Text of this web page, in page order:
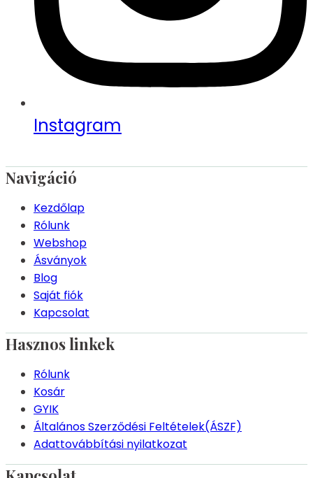
Instagram
Navigáció
Kezdőlap
Rólunk
Webshop
Ásványok
Blog
Saját fiók
Kapcsolat
Hasznos linkek
Rólunk
Kosár
GYIK
Általános Szerződési Feltételek(ÁSZF)
Adattovábbítási nyilatkozat